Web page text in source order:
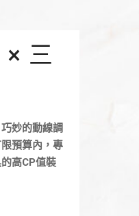
三
巧妙的動線調
預算內，專
高CP值裝